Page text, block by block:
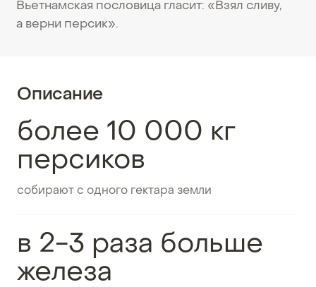
Вьетнамская пословица гласит: «Взял сливу,
а верни персик».
Описание
более 10 000 кг
персиков
собирают с одного гектара земли
в 2-3 раза больше
железа